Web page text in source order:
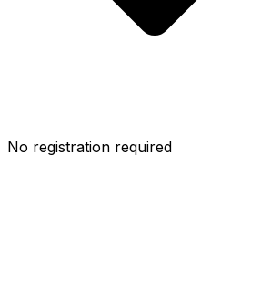
No registration required